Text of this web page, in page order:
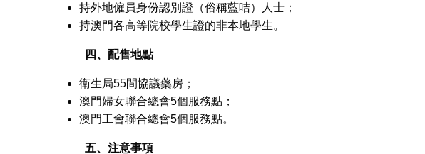
持外地僱員身份認別證（俗稱藍咭）人士；
持澳門各高等院校學生證的非本地學生。
四、配售地點
衛生局55間協議藥房；
澳門婦女聯合總會5個服務點；
澳門工會聯合總會5個服務點。
五、注意事項